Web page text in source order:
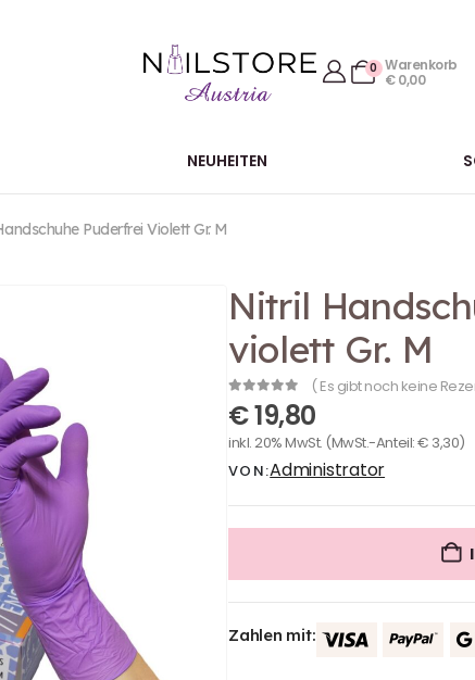
0 Warenkorb
€0,00
NEUHEITEN
Puderfrei Violett Gr. M
Nitril
violett Gr. M
out of 5
( Es gibt noch keine
€19,80
inkl. 20% MwSt. (MwSt.-Anteil:€ 3,30)
VON:Administrator
Zahlen mit: